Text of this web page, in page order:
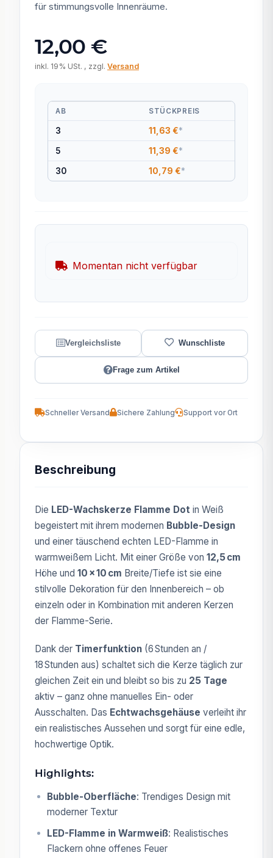
für stimmungsvolle Innenräume.
12,00 €
inkl. 19% USt. , zzgl. Versand
AB STÜCKPREIS
3 11,63 €*
5 11,39 €*
30 10,79 €*
Momentan nicht verfügbar
Frage zum Artikel
Schneller Versand Sichere Zahlung Support vor Ort
Beschreibung
Die LED-Wachskerze Flamme Dot in Weiß
begeistert mit ihrem modernen Bubble-Design
und einer täuschend echten LED-Flamme in
warmweißem Licht. Mit einer Größe von 12,5 cm
Höhe und 10 × 10 cm Breite/Tiefe ist sie eine
stilvolle Dekoration für den Innenbereich – ob
einzeln oder in Kombination mit anderen Kerzen
der Flamme-Serie.
Dank der Timerfunktion (6 Stunden an /
18 Stunden aus) schaltet sich die Kerze täglich zur
gleichen Zeit ein und bleibt so bis zu 25 Tage
aktiv – ganz ohne manuelles Ein- oder
Ausschalten. Das Echtwachsgehäuse verleiht ihr
ein realistisches Aussehen und sorgt für eine edle,
hochwertige Optik.
Highlights:
Bubble-Oberfläche: Trendiges Design mit
moderner Textur
LED-Flamme in Warmweiß: Realistisches
Flackern ohne offenes Feuer